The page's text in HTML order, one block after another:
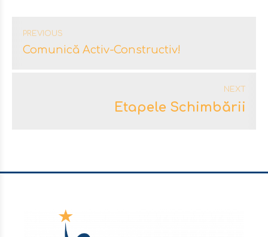
PREVIOUS
Comunică Activ-Constructiv!
NEXT
Etapele Schimbării